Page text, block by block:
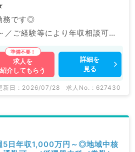
務です◎
ご経験等により年収相談可能
病院やクリニックなどの医療機
と、
軽にお問合せ下さい。
求人を
紹介してもらう
詳細を
見る
新日 : 2026/07/28 求人No. : 627430
5日年収1,000万円～◎地域中核